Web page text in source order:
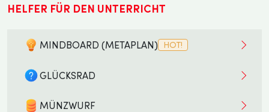
HELFER FÜR DEN UNTERRICHT
MINDBOARD (METAPLAN) HOT!
GLÜCKSRAD
MÜNZWURF